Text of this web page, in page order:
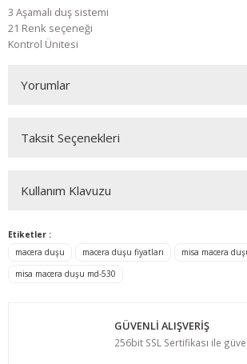
3 Aşamalı duş sistemi
21 Renk seçeneği
Kontrol Ünitesi
Yorumlar
Taksit Seçenekleri
Kullanım Klavuzu
Etiketler :
macera duşu
macera duşu fiyatları
misa macera
misa macera duşu md-530
GÜVENLİ ALIŞVERİŞ
256bit SSL Sertifikası ile